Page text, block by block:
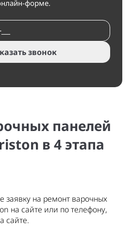
форме.
звонок
панелей
в 4 этапа
заявку на ремонт варочных
на сайте или по телефону,
сайте.